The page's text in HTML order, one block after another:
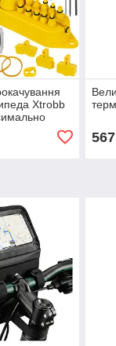
Xtrobb
567